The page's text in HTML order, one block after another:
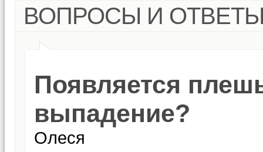
ВОПРОСЫ И
Появляется
выпадение?
Олеся